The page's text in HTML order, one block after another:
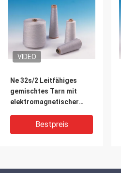
VIDEO
Ne 32s/2 Leitfähiges
gemischtes Tarn mit
elektromagnetischer
antistatische und
flammhemmende
Bestpreis